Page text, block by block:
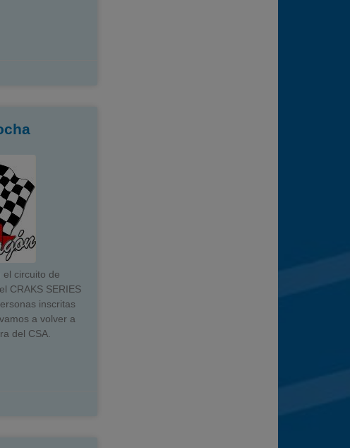
el circuito de
CRAKS SERIES
inscritas
a volver a
del CSA.